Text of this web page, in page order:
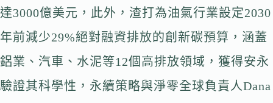
達3000億美元，此外，渣打為油氣行業設定2030
年前減少29%絕對融資排放的創新碳預算，涵蓋
鋁業、汽車、水泥等12個高排放領域，獲得安永
驗證其科學性，永續策略與淨零全球負責人Dana